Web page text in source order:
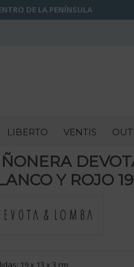
DE LA PENÍNSULA
LIBERTO VENTIS
Y ROJO
19 x 13 x 3 cm